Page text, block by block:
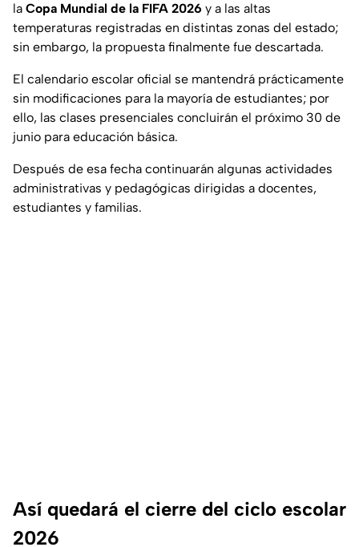
la Copa Mundial de la FIFA 2026 y a las altas
temperaturas registradas en distintas zonas del estado;
sin embargo, la propuesta finalmente fue descartada.
El calendario escolar oficial se mantendrá prácticamente
sin modificaciones para la mayoría de estudiantes; por
ello, las clases presenciales concluirán el próximo 30 de
junio para educación básica.
Después de esa fecha continuarán algunas actividades
administrativas y pedagógicas dirigidas a docentes,
estudiantes y familias.
Así quedará el cierre del ciclo escolar
2026